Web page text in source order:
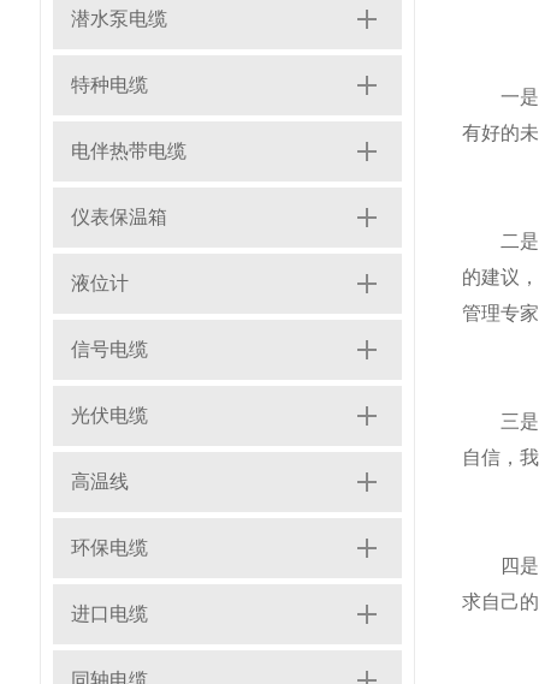
潜水泵电缆
特种电缆
电伴热带电缆
仪表保温箱
液位计
信号电缆
光伏电缆
高温线
环保电缆
进口电缆
同轴电缆
一是坚
有好的
二是坚
的建议
管理专
三是坚
自信，
四是坚
求自己